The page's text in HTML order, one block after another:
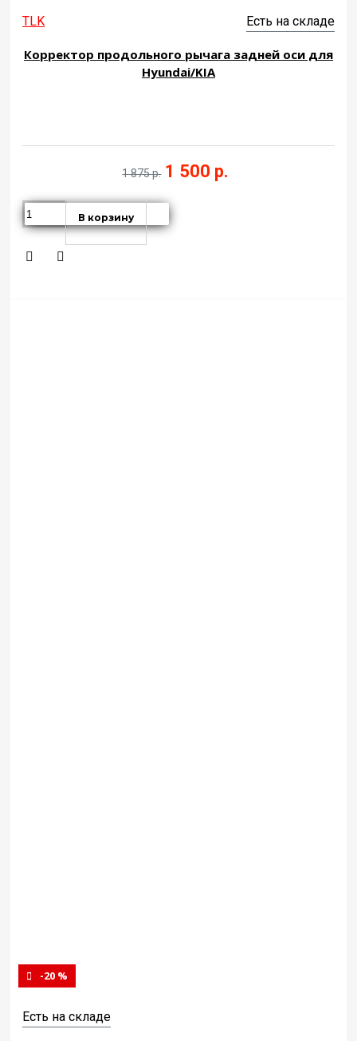
TLK Есть на складе
Корректор продольного рычага задней оси для
Hyundai/KIA
1 875 р. 1 500 р.
В корзину
-20 %
Есть на складе